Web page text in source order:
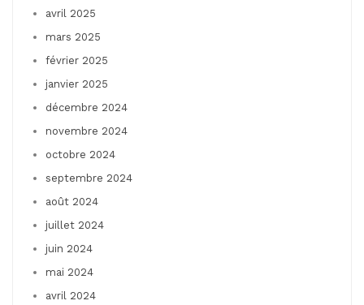
avril 2025
mars 2025
février 2025
janvier 2025
décembre 2024
novembre 2024
octobre 2024
septembre 2024
août 2024
juillet 2024
juin 2024
mai 2024
avril 2024